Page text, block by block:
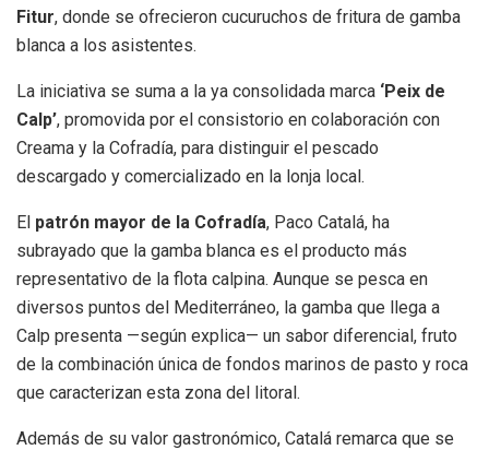
Fitur, donde se ofrecieron cucuruchos de fritura de gamba
blanca a los asistentes.
La iniciativa se suma a la ya consolidada marca ‘Peix de
Calp’, promovida por el consistorio en colaboración con
Creama y la Cofradía, para distinguir el pescado
descargado y comercializado en la lonja local.
El patrón mayor de la Cofradía, Paco Catalá, ha
subrayado que la gamba blanca es el producto más
representativo de la flota calpina. Aunque se pesca en
diversos puntos del Mediterráneo, la gamba que llega a
Calp presenta —según explica— un sabor diferencial, fruto
de la combinación única de fondos marinos de pasto y roca
que caracterizan esta zona del litoral.
Además de su valor gastronómico, Catalá remarca que se